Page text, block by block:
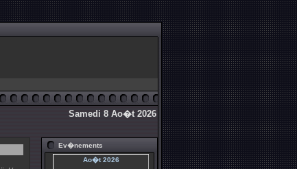
Samedi 8 Ao�t 2026
Ev�nements
Ao�t 2026